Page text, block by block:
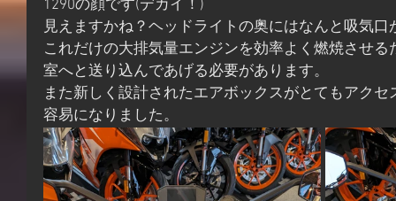
1290の顔です(デカイ！)
見えますかね？ヘッドライトの奥にはなんと吸気口
これだけの大排気量エンジンを効率よく燃焼させ
室へと送り込んであげる必要があります。
また新しく設計されたエアボックスがとてもアク
容易になりました。